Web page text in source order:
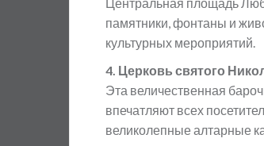
памятники, фонтаны и
культурных мероприятий.
4. Церковь святого
Эта величественная
впечатляют всех
великолепные алтарные